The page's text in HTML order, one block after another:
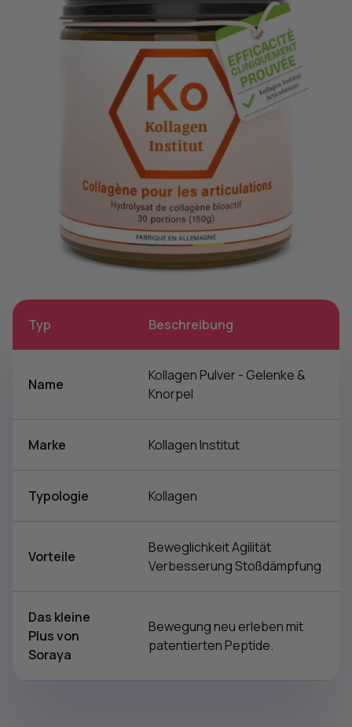
Typ Beschreibung
Name
Kollagen Pulver - Gelenke &
Knorpel
Marke Kollagen Institut
Typologie Kollagen
Vorteile
Beweglichkeit Agilität
Verbesserung Stoßdämpfung
Das kleine
Plus von
Soraya
Bewegung neu erleben mit
patentierten Peptide.